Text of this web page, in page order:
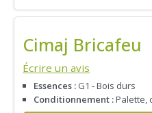
Cimaj Bricafeu
Écrire un avis
Essences : G1 - Bois durs
Conditionnement :Palette,